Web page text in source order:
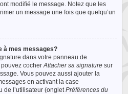
modifié le message. Notez que les
un message une fois que quelqu’un
à mes messages?
dans votre panneau de
pouvez cocherAttacher sa signature sur
Vous pouvez aussi ajouter la
en activant la case
de l’utilisateur (ongletPréférences du